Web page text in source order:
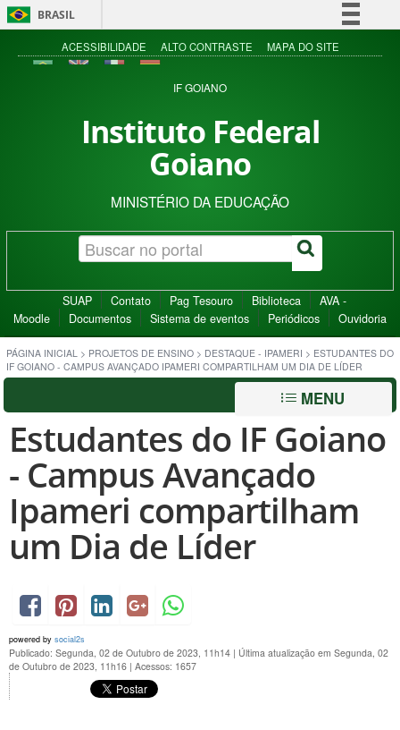
BRASIL
Simplifique!
Acesso à informação
ACESSIBILIDADE ALTO CONTRASTE MAPA DO SITE
IF GOIANO
Instituto Federal
Goiano
MINISTÉRIO DA EDUCAÇÃO
SUAP Contato Pag Tesouro Biblioteca
AVA -
Moodle
Documentos Sistema de eventos Periódicos Ouvidoria
PÁGINA INICIAL > PROJETOS DE ENSINO > DESTAQUE - IPAMERI > ESTUDANTES DO
IF GOIANO - CAMPUS AVANÇADO IPAMERI COMPARTILHAM UM DIA DE LÍDER
MENU
Estudantes do IF Goiano
- Campus Avançado
Ipameri compartilham
um Dia de Líder
powered by social2s
Publicado: Segunda, 02 de Outubro de 2023, 11h14 | Última atualização em Segunda, 02
de Outubro de 2023, 11h16 | Acessos: 1657